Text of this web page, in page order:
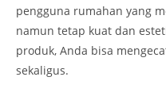
pengguna rumahan yang
namun tetap kuat dan
produk, Anda bisa
sekaligus.